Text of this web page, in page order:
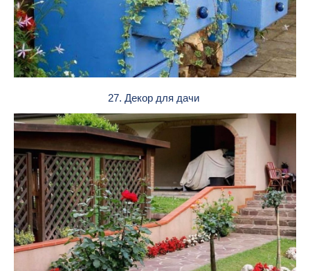
27. Декор для дачи